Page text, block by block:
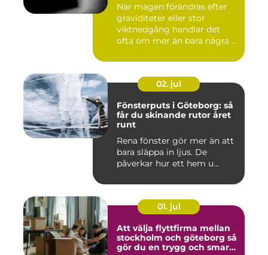
När magen förändras efter
graviditeter eller stor
viktnedgång handlar det
ofta om mer än bara några ...
02. jul
Fönsterputs i Göteborg: så
får du skinande rutor året
runt
Rena fönster gör mer än att
bara släppa in ljus. De
påverkar hur ett hem u...
01. jul
Att välja flyttfirma mellan
stockholm och göteborg så
gör du en trygg och smart